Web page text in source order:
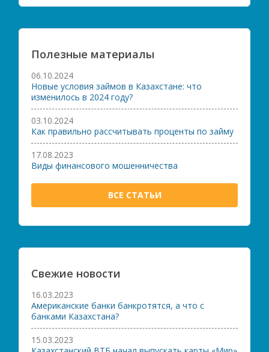
Полезные материалы
06.10.2024
Новые условия займов в Казахстане: что
изменилось в 2024 году?
03.10.2024
Как правильно рассчитывать проценты по займу
17.08.2023
Виды финансового мошенничества
ВСЕ СТАТЬИ
Свежие новости
16.03.2023
Американские банки банкротятся, а что с
банками Казахстана?
15.03.2023